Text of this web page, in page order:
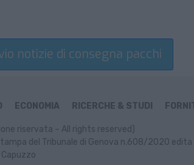
notizie di consegna pacchi
ECONOMIA RICERCHE & STUDI
riservata – All rights reserved)
del Tribunale di Genova n.608/2020 edita